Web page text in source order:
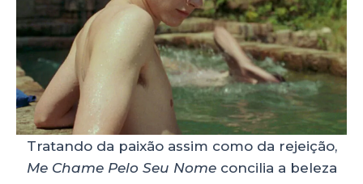
Tratando da paixão assim como da rejeição,
Me Chame Pelo Seu Nomeconcilia a beleza